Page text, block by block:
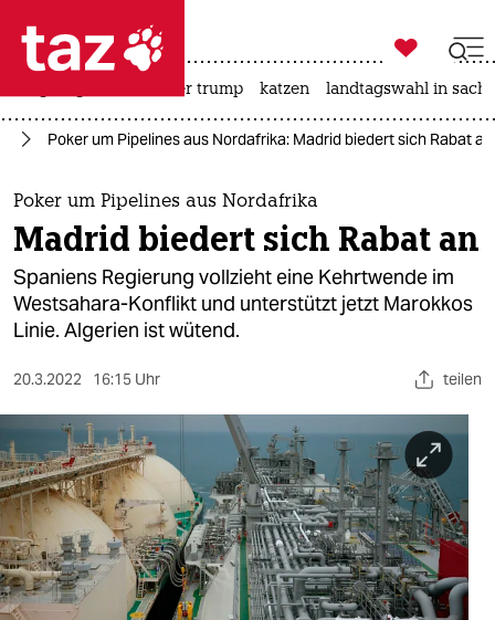
 taz zahl ich
taz zahl ich
themen
politik
öko
gesellschaft
sport
berlin
nord
wahrheit

taz zahl ich
usa unter trump katzen landtagswahl in
Poker um Pipelines aus Nordafrika: Madrid biedert sich Rabat an
Poker um Pipelines aus Nordafrika
Madrid biedert sich Rabat an
Spaniens Regierung vollzieht eine Kehrtwende im
Westsahara-Konflikt und unterstützt jetzt Marokkos
Linie. Algerien ist wütend.
20.3.2022 16:15 Uhr teilen